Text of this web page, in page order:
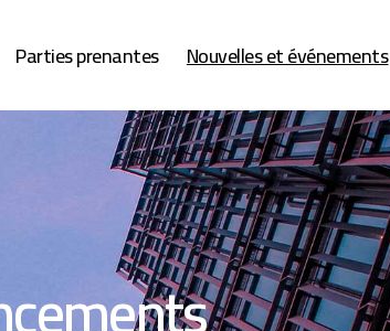
Parties prenantes Nouvelles et événements